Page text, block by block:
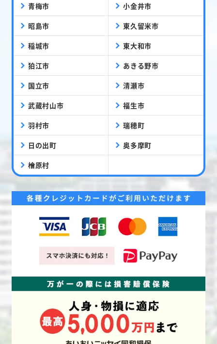
青梅市 小金井市
昭島市 東久留米市
稲城市 東大和市
狛江市 あきる野市
国立市 清瀬市
武蔵村山市 福生市
羽村市 瑞穂町
日の出町 奥多摩町
檜原村